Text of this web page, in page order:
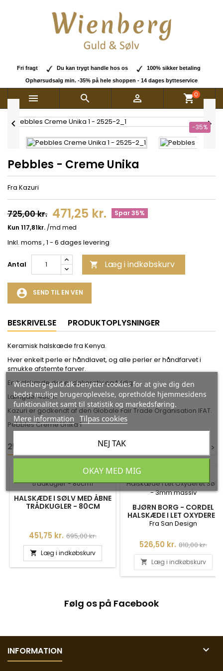
Fri fragt Du kan trygt handle hos os 100% sikker betaling
Ophørsudsalg min. -35% på hele shoppen - 14 dages bytteservice
   shopping_cart0
-35%
 
Pebbles - Creme Unika
Fra Kazuri
725,00 kr. 471,25 kr. Spar 35%
Inkl. moms , 1 - 6 dages levering
Antal  Læg i indkøbskurv
account_circle SEND TIL EN VEN
BESKRIVELSE PRODUKTOPLYSNINGER
Keramisk halskæde fra Kenya.
Hver enkelt perle er håndlavet, og alle perler er håndfarvet i
smukke afstemte farver.
En halskæde der er dekorativ og fyldig.
Længde: 48cm
Kazuri er godkendt af den Globale Fair Trade Organisation IFAT.
Pebbles Creme Unika 1
25 ANDRE VARER I DEN SAMME KATEGORI: >
HALSKÆDE I SØLV MED ÅBNE
TRÅDKUGLER - 80CM
Pris
451,75 kr. Normalpris
695,00 kr.
 Læg i indkøbskurv
-35%
BJØRN BORG - CORDEL
HALSKÆDE I LET OXYDERET
SØLV - 3MM MASSIV
Fra San Design
Pris
526,50 kr. Normalpris
810,00 kr.
 Læg i indkøbskurv
Følg os på Facebook
INFORMATION 
Wienberg-guld.dk benytter cookies for at give dig den
bedst mulige brugeroplevelse, opretholde hjemmesidens
funktionalitet samt til statistik og markedsføring.
Mere information Tilpas cookies
NEJ TAK
OKAY MED MIG